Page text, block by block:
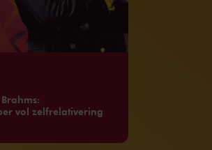
vol zelfrelativering